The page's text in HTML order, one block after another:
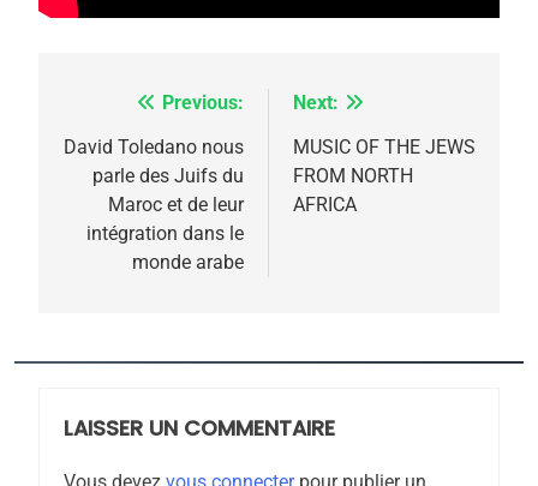
Navigation
de
l’article
Previous:
David Toledano nous
parle des Juifs du
Maroc et de leur
intégration dans le
monde arabe
Next:
MUSIC OF THE JEWS
FROM NORTH
AFRICA
LAISSER UN COMMENTAIRE
meurtrière selon le
l’antisémitisme
FIÈRE, DIGNE ET RÉSILIENTE :
POURQUOI JE REVENDIQUE
MA JUDAÏTE par Thérèse
Zrihen-Dvir
ISRAÉL JUDAISME
JUDAISME
8